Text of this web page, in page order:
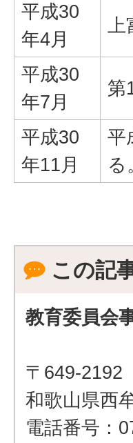
平成30
年4月
平成30
年7月
第
平成30
年11月
平
る
この記
教育委員会
〒649-2192
和歌山県西
電話番号：